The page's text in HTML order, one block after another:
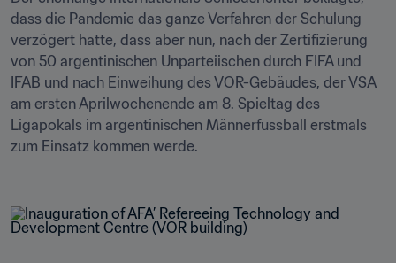
dass die Pandemie das ganze Verfahren der Schulung
verzögert hatte, dass aber nun, nach der Zertifizierung
von 50 argentinischen Unparteiischen durch FIFA und
IFAB und nach Einweihung des VOR-Gebäudes, der VSA
am ersten Aprilwochenende am 8. Spieltag des
Ligapokals im argentinischen Männerfussball erstmals
zum Einsatz kommen werde.